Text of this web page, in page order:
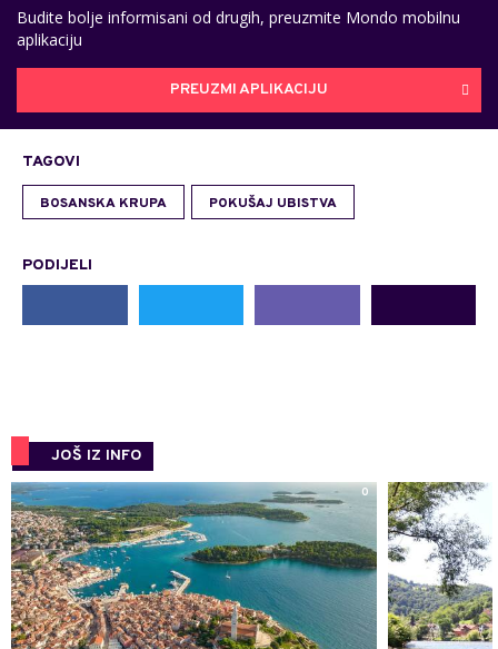
Budite bolje informisani od drugih, preuzmite Mondo mobilnu
aplikaciju
PREUZMI APLIKACIJU
TAGOVI
BOSANSKA KRUPA POKUŠAJ UBISTVA
PODIJELI
JOŠ IZ INFO
0